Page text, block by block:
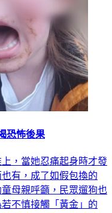
恐怖後果
，當她忍痛起身時才發
有，成了如假包換的
母親呼籲，民眾遛狗也
不慎接觸「黃金」的